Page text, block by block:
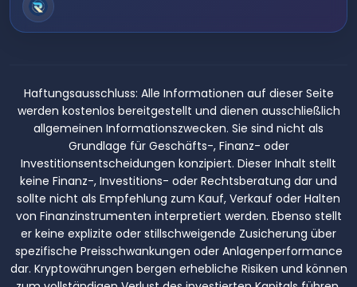
Haftungsausschluss: Alle Informationen auf dieser Seite
werden kostenlos bereitgestellt und dienen ausschließlich
allgemeinen Informationszwecken. Sie sind nicht als
Grundlage für Geschäfts-, Finanz- oder
Investitionsentscheidungen konzipiert. Dieser Inhalt stellt
keine Finanz-, Investitions- oder Rechtsberatung dar und
sollte nicht als Empfehlung zum Kauf, Verkauf oder Halten
von Finanzinstrumenten interpretiert werden. Ebenso stellt
er keine explizite oder stillschweigende Zusicherung über
spezifische Preisschwankungen oder Anlagenperformance
dar. Kryptowährungen bergen erhebliche Risiken und können